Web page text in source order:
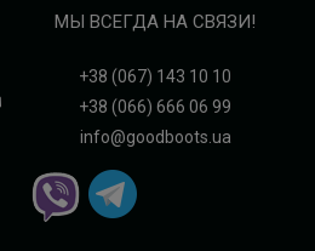
МЫ ВСЕГДА НА СВЯЗИ!
+38 (067) 143 10 10
+38 (066) 666 06 99
info@goodboots.ua